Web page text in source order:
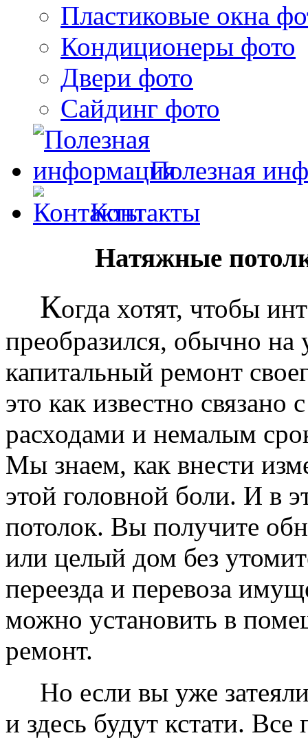
Пластиковые окна
Кондиционеры фото
Двери фото
Сайдинг фото
Полезная
Контакты
Натяжные
Когда хотят, чтобы
преобразился, обычно на
капитальный ремонт
это как известно
расходами и немалым
Мы знаем, как внести
этой головной боли. И в
потолок. Вы получите
или целый дом без
переезда и перевоза
можно установить в
ремонт.
Но если вы уже
и здесь будут кстати.